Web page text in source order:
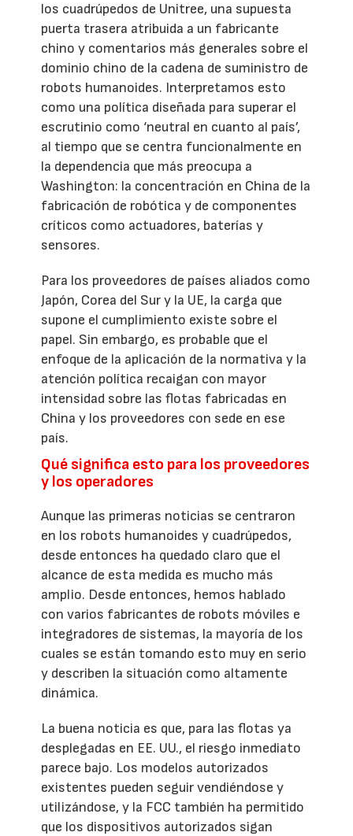
los cuadrúpedos de Unitree, una supuesta
puerta trasera atribuida a un fabricante
chino y comentarios más generales sobre el
dominio chino de la cadena de suministro de
robots humanoides. Interpretamos esto
como una política diseñada para superar el
escrutinio como ‘neutral en cuanto al país’,
al tiempo que se centra funcionalmente en
la dependencia que más preocupa a
Washington: la concentración en China de la
fabricación de robótica y de componentes
críticos como actuadores, baterías y
sensores.
Para los proveedores de países aliados como
Japón, Corea del Sur y la UE, la carga que
supone el cumplimiento existe sobre el
papel. Sin embargo, es probable que el
enfoque de la aplicación de la normativa y la
atención política recaigan con mayor
intensidad sobre las flotas fabricadas en
China y los proveedores con sede en ese
país.
Qué significa esto para los proveedores
y los operadores
Aunque las primeras noticias se centraron
en los robots humanoides y cuadrúpedos,
desde entonces ha quedado claro que el
alcance de esta medida es mucho más
amplio. Desde entonces, hemos hablado
con varios fabricantes de robots móviles e
integradores de sistemas, la mayoría de los
cuales se están tomando esto muy en serio
y describen la situación como altamente
dinámica.
La buena noticia es que, para las flotas ya
desplegadas en EE. UU., el riesgo inmediato
parece bajo. Los modelos autorizados
existentes pueden seguir vendiéndose y
utilizándose, y la FCC también ha permitido
que los dispositivos autorizados sigan